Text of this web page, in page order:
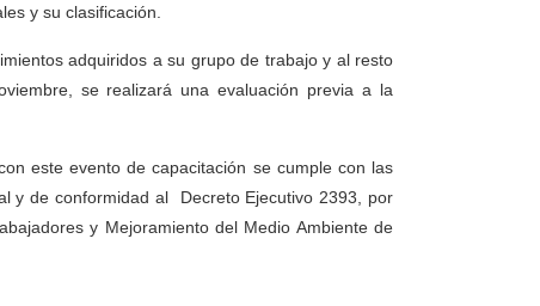
y su clasificación.
adquiridos a su grupo de trabajo y al resto
se realizará una evaluación previa a la
este evento de capacitación se cumple con las
y de conformidad al Decreto Ejecutivo 2393, por
y Mejoramiento del Medio Ambiente de